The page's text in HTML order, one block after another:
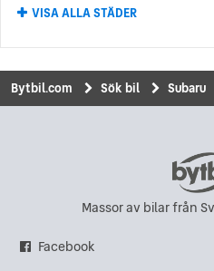
Subaru i Umeå
Subaru i Norrköping
Subaru i Uddevalla
Subaru i Kungsbacka
Subaru i Hisings Backa
VISA ALLA STÄDER
Bytbil.com Sök bil Subaru
Massor av bilar från
Facebook